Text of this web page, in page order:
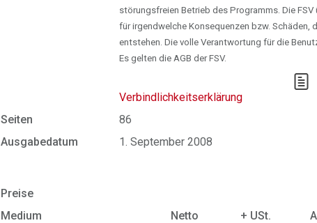
störungsfreien Betrieb des Programms. Die
für irgendwelche Konsequenzen bzw. Schäden,
entstehen. Die volle Verantwortung für die
Es gelten die AGB der FSV.
Verbindlichkeitserklärung
Seiten
86
Ausgabedatum
1. September 2008
Preise
Medium
Netto + USt.